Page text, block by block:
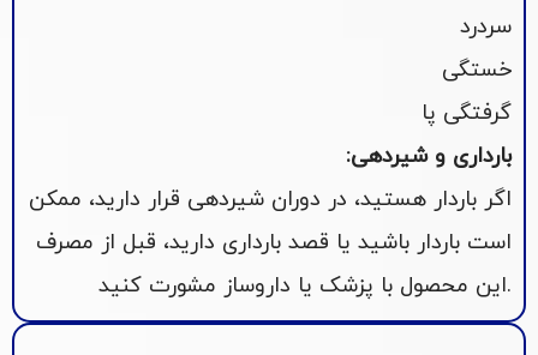
سردرد
خستگی
گرفتگی پا
:بارداری و شیردهی
اگر باردار هستید، در دوران شیردهی قرار دارید، ممکن
است باردار باشید یا قصد بارداری دارید، قبل از مصرف
این محصول با پزشک یا داروساز مشورت کنید.